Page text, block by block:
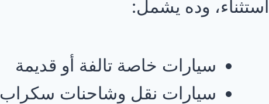
استثناء، وده يشمل:
سيارات خاصة تالفة أو قديمة
سيارات نقل وشاحنات سكراب